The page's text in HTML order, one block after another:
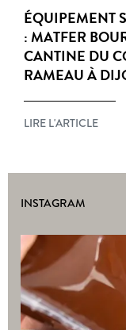
ÉQUIPEMENT
: MATFER
CANTINE DU
RAMEAU À
LIRE L'ARTICLE
INSTAGRAM